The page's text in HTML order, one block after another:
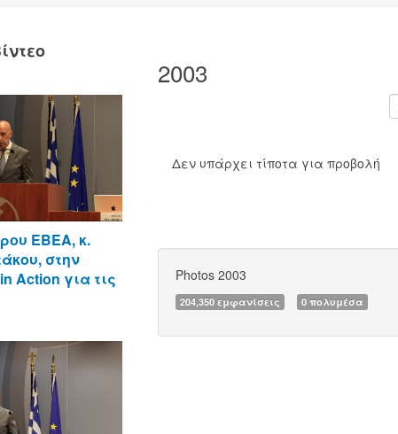
2003
Δεν υπάρχει τίποτα για προβολή
Photos 2003
204,350 εμφανίσεις 0 πολυμέσα
ΕΒΕΑ, κ.
στην
Action για τις